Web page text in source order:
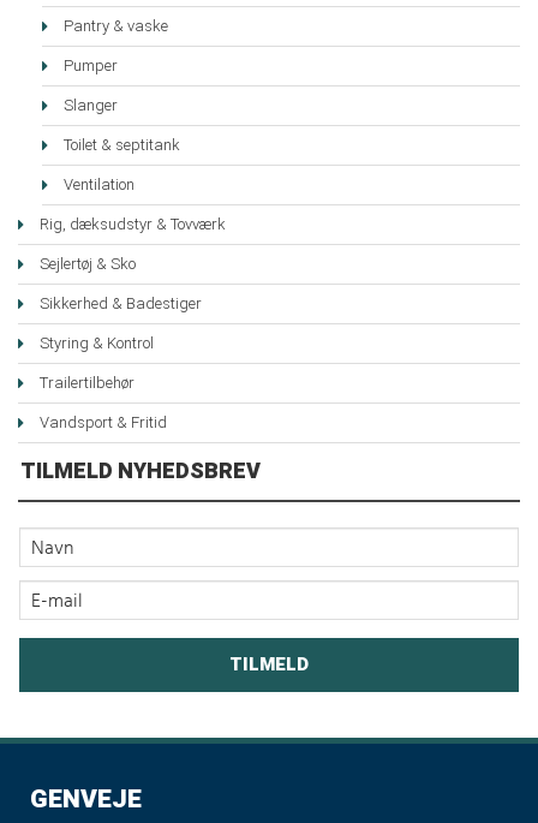
Pantry & vaske
Pumper
Slanger
Toilet & septitank
Ventilation
Rig, dæksudstyr & Tovværk
Sejlertøj & Sko
Sikkerhed & Badestiger
Styring & Kontrol
Trailertilbehør
Vandsport & Fritid
TILMELD NYHEDSBREV
GENVEJE